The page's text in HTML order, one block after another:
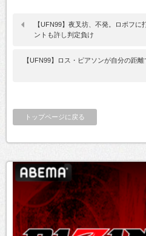
【UFN99】夜叉坊、不発。ロボフ
ントも許し判定負け
【UFN99】ロス・ピアソンが自分の距
トップページに戻る